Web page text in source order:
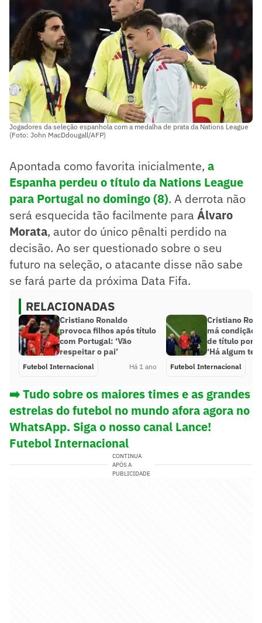
Jogadores da seleção espanhola com a medalha de prata da Nations League
(Foto: John MacDdougall/AFP)
Apontada como favorita inicialmente, a
Espanha perdeu o título da Nations League
para Portugal no domingo (8). A derrota não
será esquecida tão facilmente para Álvaro
Morata, autor do único pênalti perdido na
decisão. Ao ser questionado sobre o seu
futuro na seleção, o atacante disse não sabe
se fará parte da próxima Data Fifa.
RELACIONADAS
Cristiano Ronaldo
provoca filhos após título
com Portugal: ‘Vão
respeitar o pai’
Futebol Internacional Há 1 ano
Cristiano
má condição
de título por
‘Há algum
Futebol Internacional
➡️ Tudo sobre os maiores times e as grandes
estrelas do futebol no mundo afora agora no
WhatsApp. Siga o nosso canal Lance!
Futebol Internacional
CONTINUA
APÓS A
PUBLICIDADE